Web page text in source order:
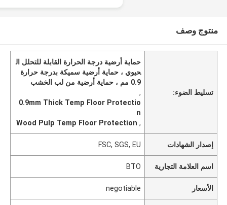
منتوج وصف
تسليط الضوء:
حماية أرضية درجة الحرارة القابلة للتحلل ال
حيوي ، حماية أرضية سميكة بدرجة حرارة
0.9 مم ، حماية أرضية من لب الخشب
,
0.9mm Thick Temp Floor Protectio
n
,
Wood Pulp Temp Floor Protection
إصدار الشهادات FSC, SGS, EU
اسم العلامة التجارية BTO
الأسعار negotiable